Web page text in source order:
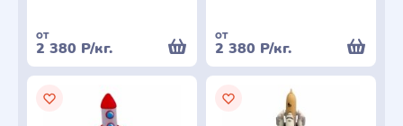
от
2 380 Р/кг.
от
2 380 Р/кг.